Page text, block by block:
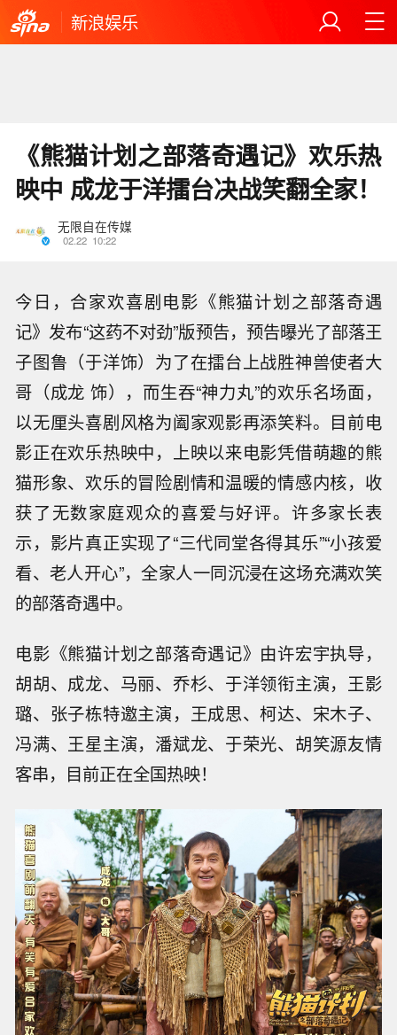
新浪娱乐
《熊猫计划之部落奇遇记》欢乐热
映中 成龙于洋擂台决战笑翻全家！
无限自在传媒
02.22 10:22
今日，合家欢喜剧电影《熊猫计划之部落奇遇
记》发布“这药不对劲”版预告，预告曝光了部落王
子图鲁（于洋饰）为了在擂台上战胜神兽使者大
哥（成龙 饰），而生吞“神力丸”的欢乐名场面，
以无厘头喜剧风格为阖家观影再添笑料。目前电
影正在欢乐热映中，上映以来电影凭借萌趣的熊
猫形象、欢乐的冒险剧情和温暖的情感内核，收
获了无数家庭观众的喜爱与好评。许多家长表
示，影片真正实现了“三代同堂各得其乐”“小孩爱
看、老人开心”，全家人一同沉浸在这场充满欢笑
的部落奇遇中。
电影《熊猫计划之部落奇遇记》由许宏宇执导，
胡胡、成龙、马丽、乔杉、于洋领衔主演，王影
璐、张子栋特邀主演，王成思、柯达、宋木子、
冯满、王星主演，潘斌龙、于荣光、胡笑源友情
客串，目前正在全国热映！